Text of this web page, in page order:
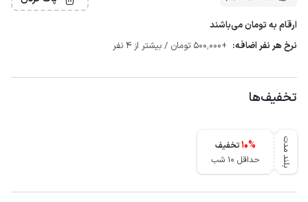
ارقام به تومان می‌باشند
نرخ هر نفر اضافه: +500٬000 تومان / بیشتر از 4 نفر
تخفیف‌ها
بلند مدت 10%
تخفیف
حداقل 10 شب